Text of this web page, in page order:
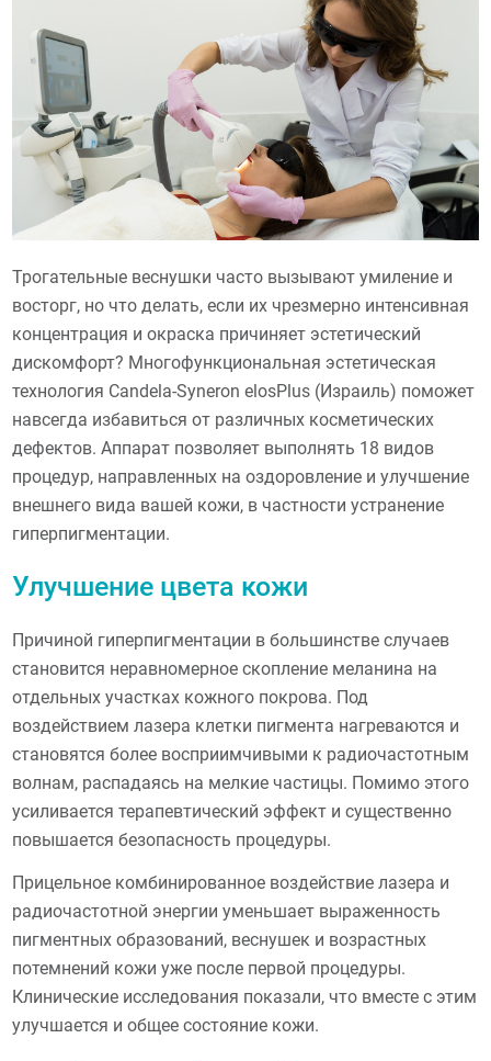
Трогательные веснушки часто вызывают умиление и
восторг, но что делать, если их чрезмерно интенсивная
концентрация и окраска причиняет эстетический
дискомфорт? Многофункциональная эстетическая
технология Candela-Syneron elosPlus (Израиль) поможет
навсегда избавиться от различных косметических
дефектов. Аппарат позволяет выполнять 18 видов
процедур, направленных на оздоровление и улучшение
внешнего вида вашей кожи, в частности устранение
гиперпигментации.
Улучшение цвета кожи
Причиной гиперпигментации в большинстве случаев
становится неравномерное скопление меланина на
отдельных участках кожного покрова. Под
воздействием лазера клетки пигмента нагреваются и
становятся более восприимчивыми к радиочастотным
волнам, распадаясь на мелкие частицы. Помимо этого
усиливается терапевтический эффект и существенно
повышается безопасность процедуры.
Прицельное комбинированное воздействие лазера и
радиочастотной энергии уменьшает выраженность
пигментных образований, веснушек и возрастных
потемнений кожи уже после первой процедуры.
Клинические исследования показали, что вместе с этим
улучшается и общее состояние кожи.